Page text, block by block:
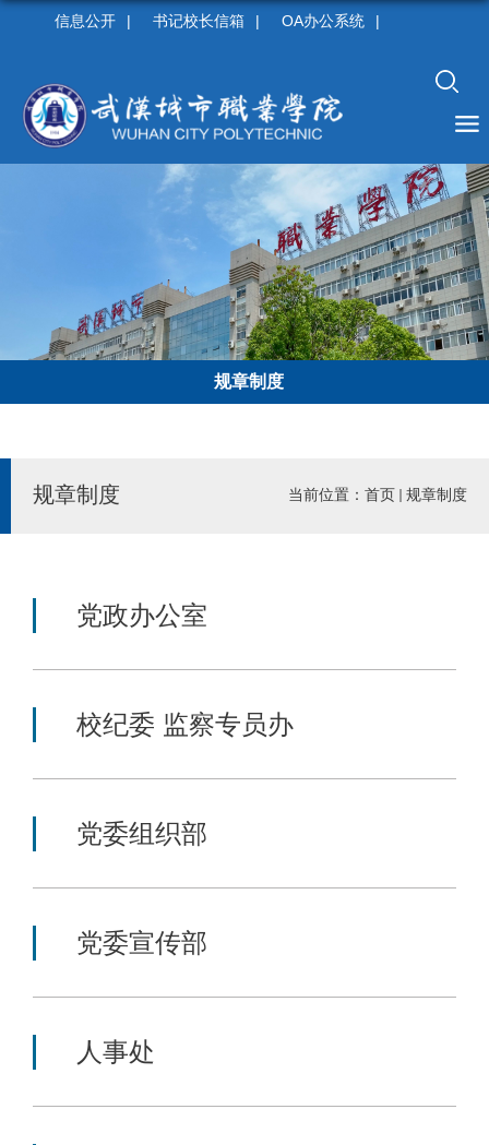
信息公开 | 书记校长信箱 | OA办公系统 |
规章制度
规章制度 当前位置： 首页 规章制度
党政办公室
校纪委 监察专员办
党委组织部
党委宣传部
人事处